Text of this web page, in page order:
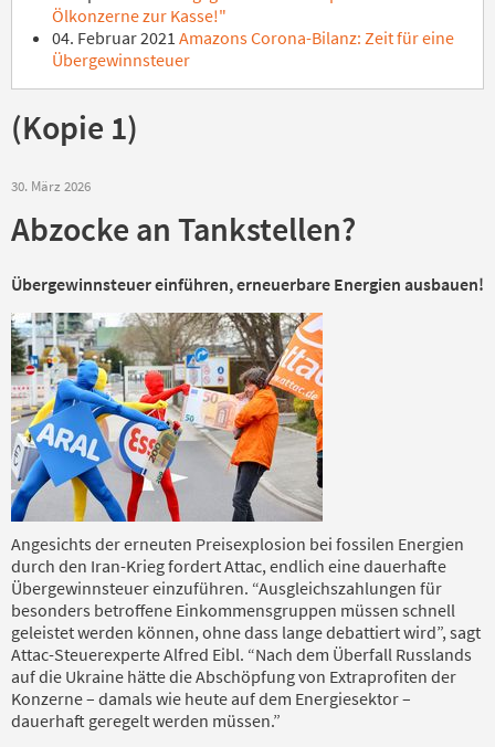
Ölkonzerne zur Kasse!"
04. Februar 2021 Amazons Corona-Bilanz: Zeit für eine
Übergewinnsteuer
(Kopie 1)
30. März 2026
Abzocke an Tankstellen?
Übergewinnsteuer einführen, erneuerbare Energien ausbauen!
Angesichts der erneuten Preisexplosion bei fossilen Energien
durch den Iran-Krieg fordert Attac, endlich eine dauerhafte
Übergewinnsteuer einzuführen. “Ausgleichszahlungen für
besonders betroffene Einkommensgruppen müssen schnell
geleistet werden können, ohne dass lange debattiert wird”, sagt
Attac-Steuerexperte Alfred Eibl. “Nach dem Überfall Russlands
auf die Ukraine hätte die Abschöpfung von Extraprofiten der
Konzerne – damals wie heute auf dem Energiesektor –
dauerhaft geregelt werden müssen.”